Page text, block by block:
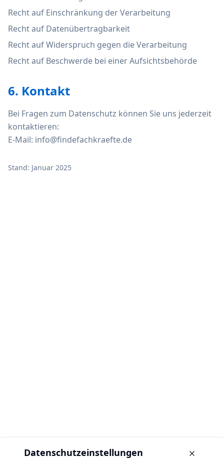
Recht auf Einschränkung der Verarbeitung
Recht auf Datenübertragbarkeit
Recht auf Widerspruch gegen die Verarbeitung
Recht auf Beschwerde bei einer Aufsichtsbehörde
6. Kontakt
Bei Fragen zum Datenschutz können Sie uns jederzeit
kontaktieren:
E-Mail: info@findefachkraefte.de
Stand: Januar 2025
Datenschutzeinstellungen